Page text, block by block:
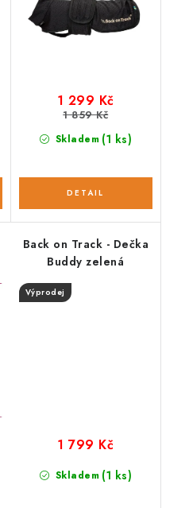
Skladem (1 ks)
1 299 Kč
1 859 Kč
Back on Track - Dečka
Buddy zelená
Výprodej
Skladem (1 ks)
1 799 Kč